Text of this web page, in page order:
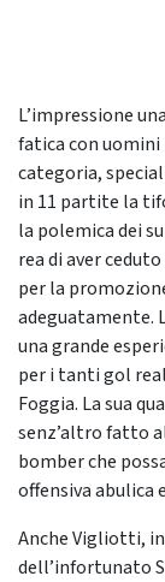
L’impressione
fatica con
categoria,
in 11 partite la
la polemica dei
rea di aver
per la
adeguatamente.
una grande
per i tanti gol
Foggia. La sua
senz’altro fatto
bomber che
offensiva abulica
Anche Vigliotti,
dell’infortunato